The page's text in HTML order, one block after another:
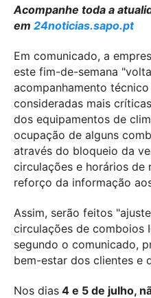
Acompanhe toda a
em 24noticias.sapo.pt
Em comunicado, a
este fim-de-semana
acompanhamento
consideradas mais
dos equipamentos de
ocupação de alguns
através do bloqueio da
circulações e horários de
reforço da informação
Assim, serão feitos
circulações de comboios
segundo o comunicado,
bem-estar dos clientes e
Nos dias 4 e 5 de julho,